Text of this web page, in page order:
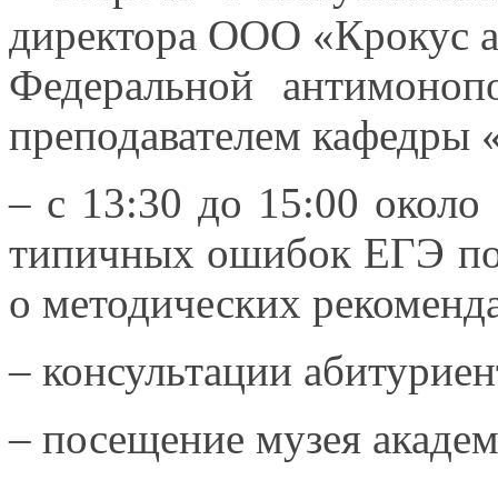
директора ООО «Крокус
Федеральной
преподавателем кафедры
– с 13:30 до 15:00 около
типичных ошибок ЕГЭ по
о методических
– консультации
– посещение музея